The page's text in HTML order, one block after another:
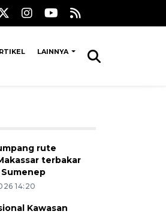
LAINNYA
rute
terbakar
14:20
Kawasan